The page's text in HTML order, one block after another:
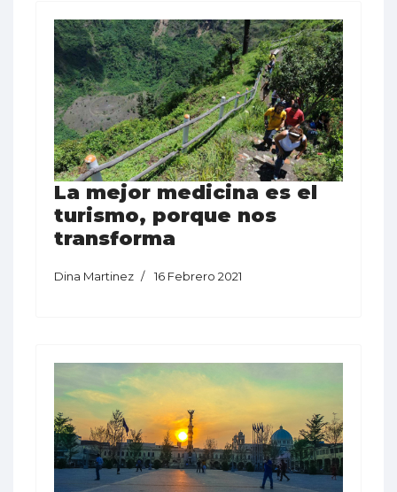
La mejor medicina es el
turismo, porque nos
transforma
Dina Martinez 16 Febrero 2021